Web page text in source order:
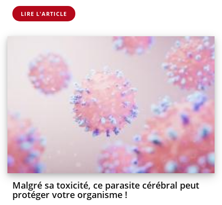
LIRE L'ARTICLE
Malgré sa toxicité, ce parasite cérébral peut
protéger votre organisme !